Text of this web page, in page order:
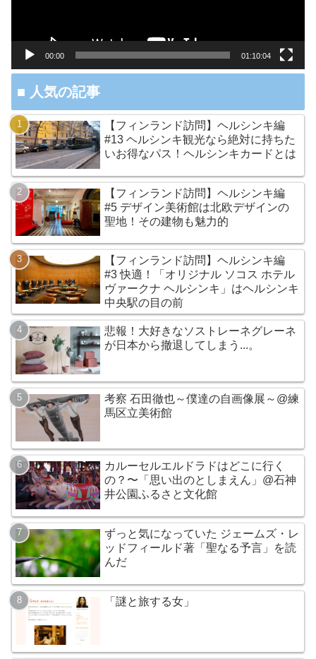
00:00 01:10:04
■ 人気の記事
【フィンランド訪問】ヘルシンキ編
#13 ヘルシンキ観光なら絶対に持ちた
いお得なパス！ヘルシンキカードとは
【フィンランド訪問】ヘルシンキ編
#5 デザイン美術館は北欧デザインの
聖地！その建物も魅力的
【フィンランド訪問】ヘルシンキ編
#3 快適！「オリジナル ソコス ホテル
ヴァークナ ヘルシンキ」はヘルシンキ
中央駅の目の前
悲報！大好きなソストレーネグレーネ
が日本から撤退してしまう...。
考察 石田徹也～僕達の自画像展～@練
馬区立美術館
カルーセルエルドラドはどこに行く
の？〜「思い出のとしまえん」@石神
井公園ふるさと文化館
ずっと気になっていた ジェームズ・レ
ッドフィールド著「聖なる予言」を読
んだ
「謎と旅する女」